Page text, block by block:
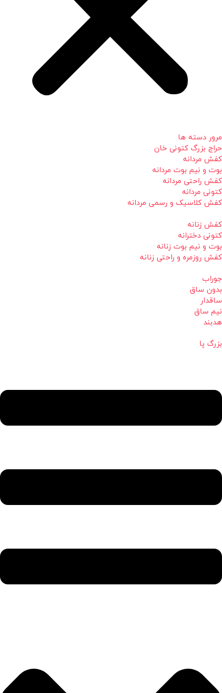
مرور دسته ها
حراج بزرگ کتونی خان
کفش مردانه
بوت و نیم بوت مردانه
کفش راحتی مردانه
کتونی مردانه
کفش کلاسیک و رسمی مردانه
کفش زنانه
کتونی دخترانه
بوت و نیم بوت زنانه
کفش روزمره و راحتی زنانه
جوراب
بدون ساق
ساقدار
نیم ساق
هدبند
بزرگ پا